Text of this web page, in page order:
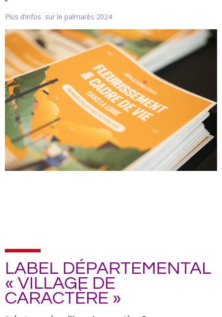
Plus d’infos sur le palmarès 2024
LABEL DÉPARTEMENTAL
« VILLAGE DE
CARACTÈRE »